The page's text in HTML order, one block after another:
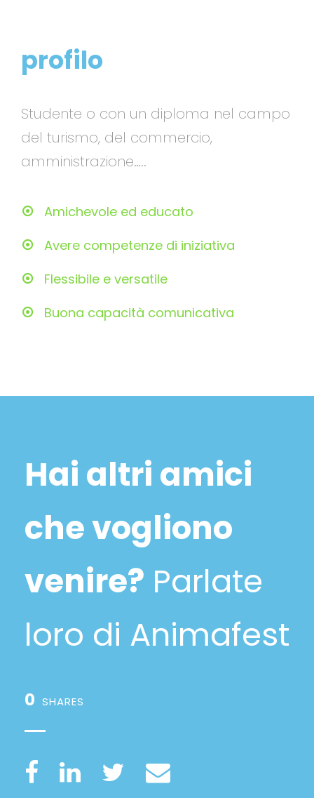
profilo
Studente o con un diploma nel campo
del turismo, del commercio,
amministrazione…..
Amichevole ed educato
Avere competenze di iniziativa
Flessibile e versatile
Buona capacità comunicativa
Hai altri amici
che vogliono
venire? Parlate
loro di Animafest
0 SHARES